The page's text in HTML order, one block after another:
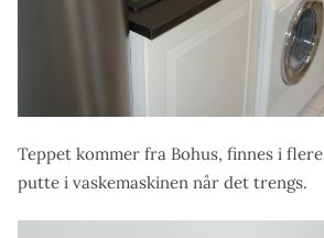
Teppet kommer fra Bohus, finnes i
putte i vaskemaskinen når det trengs.